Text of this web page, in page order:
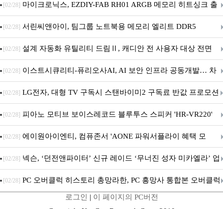
[02/28] 마이크로닉스, EZDIY-FAB RH01 ARGB 메모리 히트싱크 출
시
[02/28] 서린씨앤아이, 팀그룹 노트북용 메모리 엘리트 DDR5
5600MHz 16GB 출시
[02/28] 설계 자동화 유틸리티 드림Ⅱ, 캐디안 전 사용자 대상 전면
무상 배포
[02/28] 이스트시큐리티-퓨리오사AI, AI 보안 인프라 공동개발… 차
세대 AI 보안 플랫폼 구축
[02/28] LG전자, 대형 TV 구독시 스탠바이미2 구독료 반값 프로모션
[02/28] 피아노 모티브 보이스레코드 블루투스 스피커 'HR-VR220'
출시
[02/28] 에이원아이엔티, 컴퓨존서 'AONE 파워서플라이 혜택 모
음.ZIP' 이벤트 진행
[02/28] 넥슨, ‘던전앤파이터’ 신규 레이드 ‘무너진 성자 미카엘라’ 업
데이트!
[02/28] PC 오버클럭 히스토리 총망라한, PC 흥망사 통합본 오버클럭
로그인 | 이 페이지의 PC버전